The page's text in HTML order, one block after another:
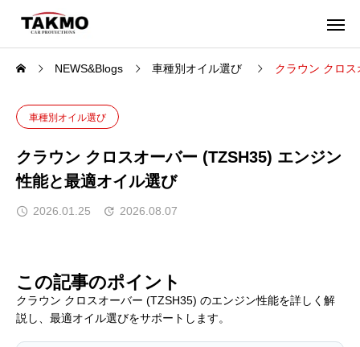
NEWS&Blogs 車種別オイル選び クラウン クロ
車種別オイル選び
クラウン クロスオーバー (TZSH35) エンジン
性能と最適オイル選び
2026.01.25 2026.08.07
この記事のポイント
クラウン クロスオーバー (TZSH35) のエンジン性能を詳しく解
説し、最適オイル選びをサポートします。